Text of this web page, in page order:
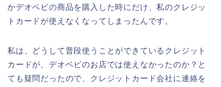
かデオベビの商品を購入した時にだけ、私のクレジッ
トカードが使えなくなってしまったんです。
私は、どうして普段使うことができているクレジット
カードが、デオベビのお店では使えなかったのか？と
ても疑問だったので、クレジットカード会社に連絡を